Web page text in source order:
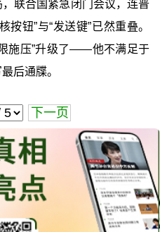
联合国紧急闭门会议，连普
钮”与“发送键”已然重叠。
施压”升级了——他不满足于
后通牒。
下一页